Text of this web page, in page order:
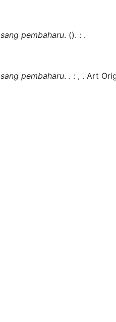
pembaharu. (). : .
pembaharu. . : , . Art